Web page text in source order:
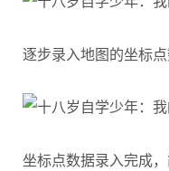
逐步录入地图的坐标
坐标点数据录入完成